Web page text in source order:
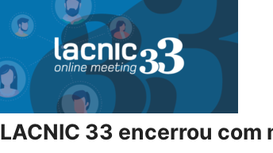
LACNIC 33 encerrou